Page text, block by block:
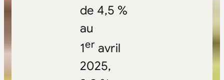
de 4,5 %
au
1er avril
2025,